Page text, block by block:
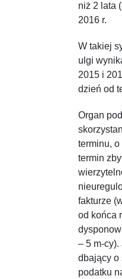
niż 2 lata
2016 r.
W takiej
ulgi
2015 i
dzień od
Organ
terminu, o
termin
fakturze
od końca
– 5 m-
dbający o
podatku